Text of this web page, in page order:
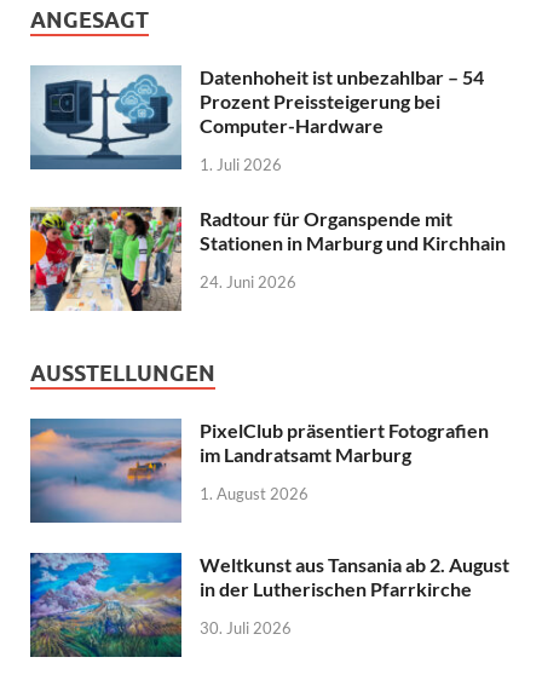
ANGESAGT
Datenhoheit ist unbezahlbar – 54
Prozent Preissteigerung bei
Computer-Hardware
1. Juli 2026
Radtour für Organspende mit
Stationen in Marburg und Kirchhain
24. Juni 2026
AUSSTELLUNGEN
PixelClub präsentiert Fotografien
im Landratsamt Marburg
1. August 2026
Weltkunst aus Tansania ab 2. August
in der Lutherischen Pfarrkirche
30. Juli 2026